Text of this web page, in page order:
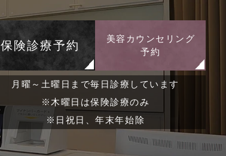
保険診療予約
美容カウンセリング
予約
月曜～土曜日まで毎日診療しています
※木曜日は保険診療のみ
※日祝日、年末年始除